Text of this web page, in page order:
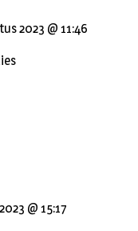
2023 @ 11:46
@ 15:17